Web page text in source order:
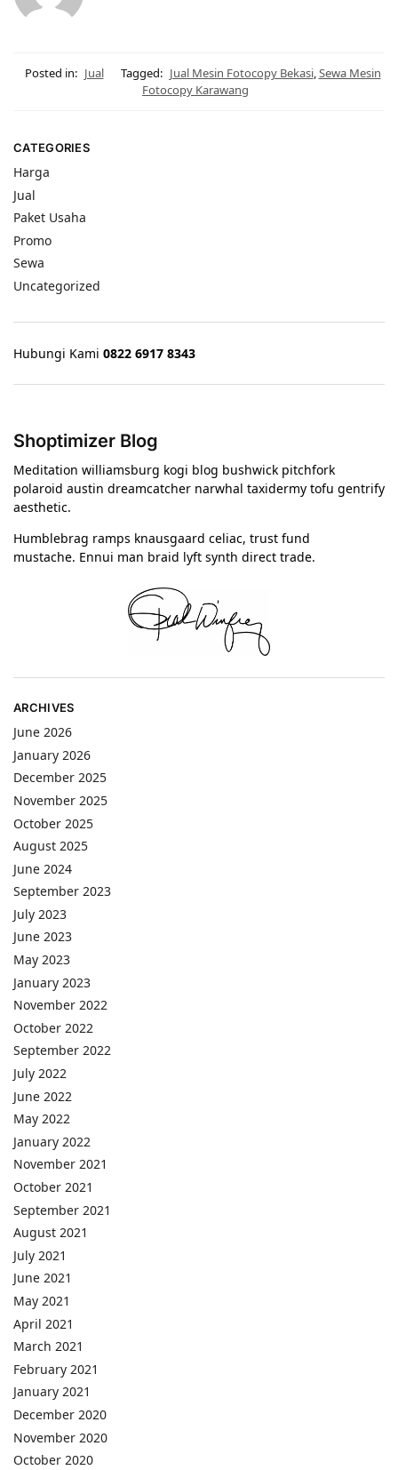
Posted in: Jual Tagged: Jual Mesin Fotocopy Bekasi, Sewa Mesin
Fotocopy Karawang
CATEGORIES
Harga
Jual
Paket Usaha
Promo
Sewa
Uncategorized
Hubungi Kami 0822 6917 8343
Shoptimizer Blog
Meditation williamsburg kogi blog bushwick pitchfork
polaroid austin dreamcatcher narwhal taxidermy tofu gentrify
aesthetic.
Humblebrag ramps knausgaard celiac, trust fund
mustache. Ennui man braid lyft synth direct trade.
ARCHIVES
June 2026
January 2026
December 2025
November 2025
October 2025
August 2025
June 2024
September 2023
July 2023
June 2023
May 2023
January 2023
November 2022
October 2022
September 2022
July 2022
June 2022
May 2022
January 2022
November 2021
October 2021
September 2021
August 2021
July 2021
June 2021
May 2021
April 2021
March 2021
February 2021
January 2021
December 2020
November 2020
October 2020